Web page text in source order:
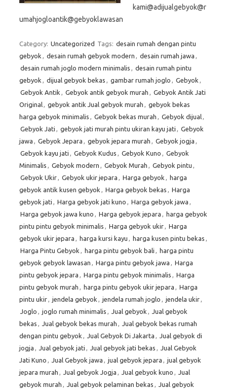
kami@adijualgebyok@r
umahjogloantik@gebyoklawasan
Category: Uncategorized Tags: desain rumah dengan pintu
gebyok , desain rumah gebyok modern , desain rumah jawa ,
desain rumah joglo modern minimalis , desain rumah pintu
gebyok , dijual gebyok bekas , gambar rumah joglo , Gebyok ,
Gebyok Antik , Gebyok antik gebyok murah , Gebyok Antik Jati
Original, gebyok antik Jual gebyok murah , gebyok bekas
harga gebyok minimalis , Gebyok bekas murah , Gebyok dijual,
Gebyok Jati , gebyok jati murah pintu ukiran kayu jati , Gebyok
jawa , Gebyok Jepara , gebyok jepara murah , Gebyok jogja ,
Gebyok kayu jati , Gebyok Kudus , Gebyok Kuno , Gebyok
Minimalis , Gebyok modern , Gebyok Murah , Gebyok pintu ,
Gebyok Ukir, Gebyok ukir jepara , Harga gebyok , harga
gebyok antik kusen gebyok , Harga gebyok bekas , Harga
gebyok jati , Harga gebyok jati kuno , Harga gebyok jawa ,
Harga gebyok jawa kuno , Harga gebyok jepara , harga gebyok
pintu pintu gebyok minimalis , Harga gebyok ukir, Harga
gebyok ukir jepara , harga kursi kayu , harga kusen pintu bekas ,
Harga Pintu Gebyok , harga pintu gebyok bali , harga pintu
gebyok gebyok lawasan , Harga pintu gebyok jawa , Harga
pintu gebyok jepara , Harga pintu gebyok minimalis , Harga
pintu gebyok murah , harga pintu gebyok ukir jepara , Harga
pintu ukir, jendela gebyok , jendela rumah joglo , jendela ukir,
Joglo , joglo rumah minimalis , Jual gebyok , Jual gebyok
bekas , Jual gebyok bekas murah , Jual gebyok bekas rumah
dengan pintu gebyok , Jual Gebyok Di Jakarta , Jual gebyok di
jogja , Jual gebyok jati , Jual gebyok jati bekas , Jual Gebyok
Jati Kuno , Jual Gebyok jawa , jual gebyok jepara , jual gebyok
jepara murah , Jual gebyok Jogja , Jual gebyok kuno , Jual
gebyok murah , Jual gebyok pelaminan bekas , Jual gebyok